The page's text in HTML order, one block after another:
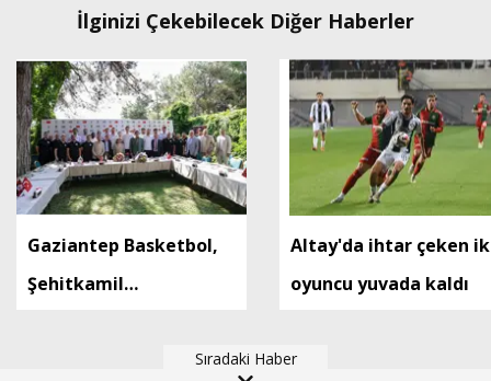
İlginizi Çekebilecek Diğer Haberler
Gaziantep Basketbol,
Şehitkamil
Altay'da ihtar çeken
oyuncu yuvada kaldı
Sıradaki Haber